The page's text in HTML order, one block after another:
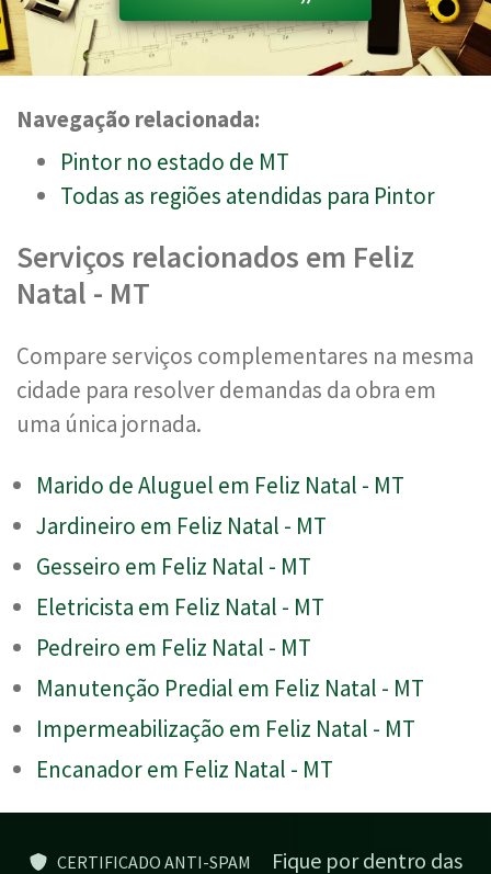
Navegação relacionada:
Pintor no estado de MT
Todas as regiões atendidas para Pintor
Serviços relacionados em Feliz
Natal - MT
Compare serviços complementares na mesma
cidade para resolver demandas da obra em
uma única jornada.
Marido de Aluguel em Feliz Natal - MT
Jardineiro em Feliz Natal - MT
Gesseiro em Feliz Natal - MT
Eletricista em Feliz Natal - MT
Pedreiro em Feliz Natal - MT
Manutenção Predial em Feliz Natal - MT
Impermeabilização em Feliz Natal - MT
Encanador em Feliz Natal - MT
CERTIFICADO ANTI-SPAM
Fique por dentro das